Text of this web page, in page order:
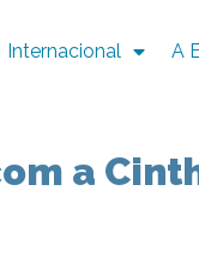
Internacional A
a